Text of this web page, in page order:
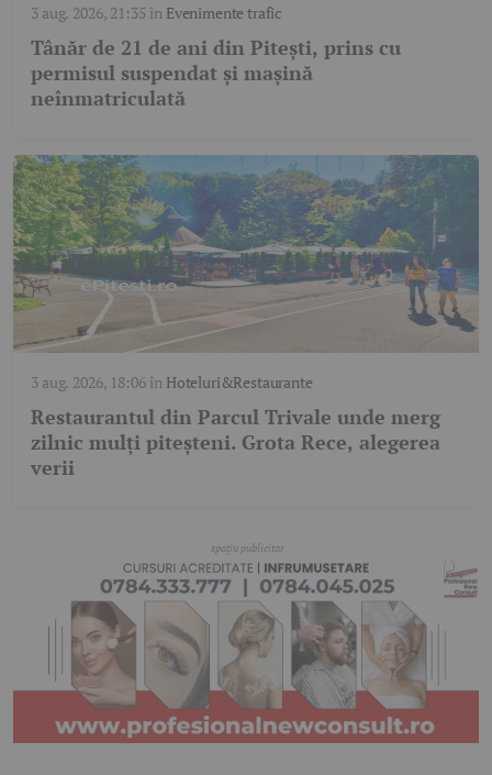
3 aug. 2026, 21:35 în Evenimente trafic
Tânăr de 21 de ani din Pitești, prins cu
permisul suspendat și mașină
neînmatriculată
3 aug. 2026, 18:06în Hoteluri&Restaurante
Restaurantul din Parcul Trivale unde merg
zilnic mulți piteșteni. Grota Rece, alegerea
verii